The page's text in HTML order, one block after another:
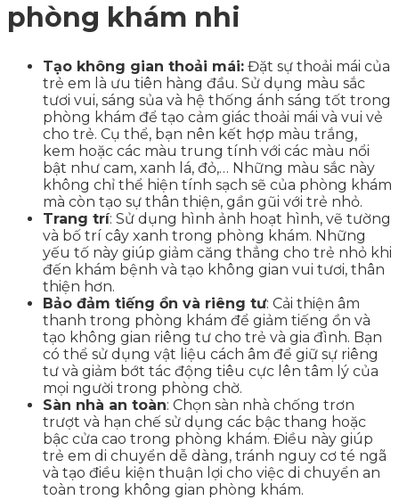
phòng khám nhi
Tạo không gian thoải mái: Đặt sự thoải mái của
trẻ em là ưu tiên hàng đầu. Sử dụng màu sắc
tươi vui, sáng sủa và hệ thống ánh sáng tốt trong
phòng khám để tạo cảm giác thoải mái và vui vẻ
cho trẻ. Cụ thể, bạn nên kết hợp màu trắng,
kem hoặc các màu trung tính với các màu nổi
bật như cam, xanh lá, đỏ,… Những màu sắc này
không chỉ thể hiện tính sạch sẽ của phòng khám
mà còn tạo sự thân thiện, gần gũi với trẻ nhỏ.
Trang trí: Sử dụng hình ảnh hoạt hình, vẽ tường
và bố trí cây xanh trong phòng khám. Những
yếu tố này giúp giảm căng thẳng cho trẻ nhỏ khi
đến khám bệnh và tạo không gian vui tươi, thân
thiện hơn.
Bảo đảm tiếng ồn và riêng tư: Cải thiện âm
thanh trong phòng khám để giảm tiếng ồn và
tạo không gian riêng tư cho trẻ và gia đình. Bạn
có thể sử dụng vật liệu cách âm để giữ sự riêng
tư và giảm bớt tác động tiêu cực lên tâm lý của
mọi người trong phòng chờ.
Sàn nhà an toàn: Chọn sàn nhà chống trơn
trượt và hạn chế sử dụng các bậc thang hoặc
bậc cửa cao trong phòng khám. Điều này giúp
trẻ em di chuyển dễ dàng, tránh nguy cơ té ngã
và tạo điều kiện thuận lợi cho việc di chuyển an
toàn trong không gian phòng khám.